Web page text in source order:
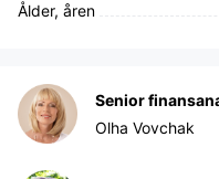
Ålder, åren
Senior
Olha Vovchak